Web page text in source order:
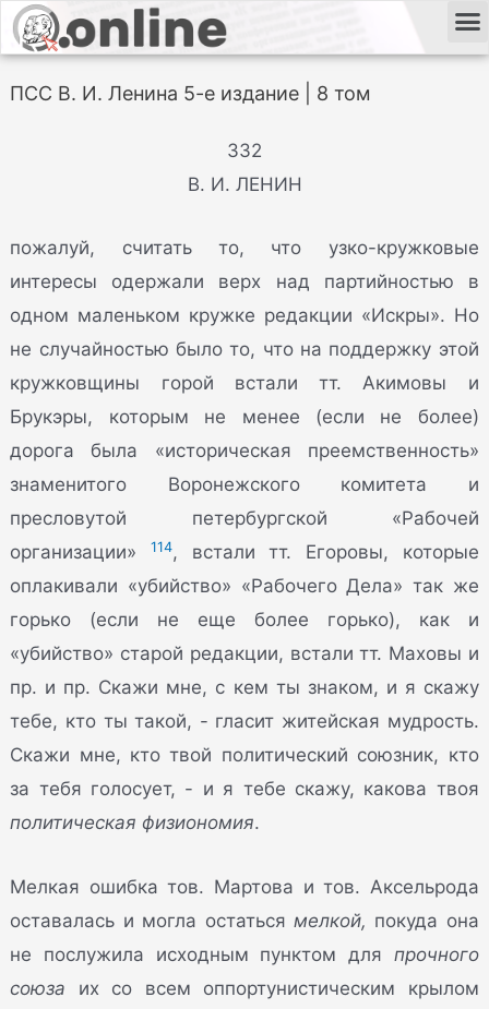
ПСС В. И. Ленина 5-е издание | 8 том
332
В. И. ЛЕНИН
пожалуй, считать то, что узко-кружковые
интересы одержали верх над партийностью в
одном маленьком кружке редакции «Искры». Но
не случайностью было то, что на поддержку этой
кружковщины горой встали тт. Акимовы и
Брукэры, которым не менее (если не более)
дорога была «историческая преемственность»
знаменитого Воронежского комитета и
пресловутой петербургской «Рабочей
организации»
114, встали тт. Егоровы, которые
оплакивали «убийство» «Рабочего Дела» так же
горько (если не еще более горько), как и
«убийство» старой редакции, встали тт. Маховы и
пр. и пр. Скажи мне, с кем ты знаком, и я скажу
тебе, кто ты такой, - гласит житейская мудрость.
Скажи мне, кто твой политический союзник, кто
за тебя голосует, - и я тебе скажу, какова твоя
политическая физиономия.
Мелкая ошибка тов. Мартова и тов. Аксельрода
оставалась и могла остаться мелкой, покуда она
не послужила исходным пунктом для прочного
союза их со всем оппортунистическим крылом